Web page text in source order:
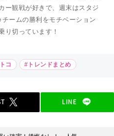
ー観戦が好きで、週末はスタジ
ームの勝利をモチベーション
り切っています！
コ #トレンドまとめ
LINE